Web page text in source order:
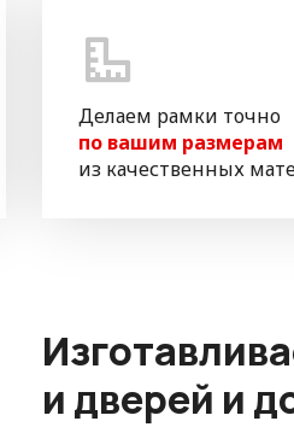
Делаем рамки точно
по вашим размерам
из качественных
и дверей и